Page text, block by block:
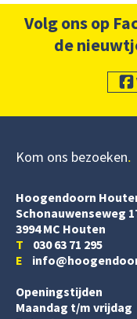
Volg ons op
de
Kom ons bezoeken
Hoogendoorn
Schonauwenseweg
3994 MC Houten
T 030 63 71 295
E
Openingstijden
Maandag t/m vrijdag